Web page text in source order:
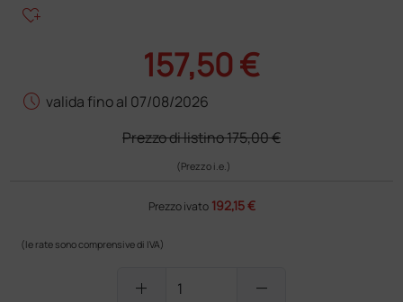
heart_plus
157,50 €
schedule valida fino al 07/08/2026
Prezzo di listino175,00 €
(Prezzo i.e.)
Prezzo ivato 192,15 €
(le rate sono comprensive di IVA)
add remove